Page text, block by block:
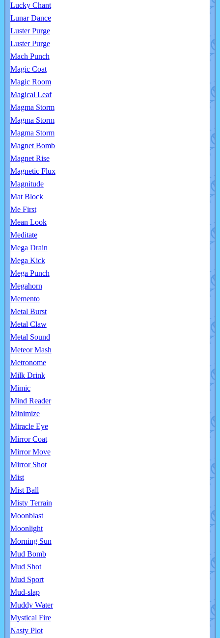
Lucky Chant
Lunar Dance
Luster Purge
Luster Purge
Mach Punch
Magic Coat
Magic Room
Magical Leaf
Magma Storm
Magma Storm
Magma Storm
Magnet Bomb
Magnet Rise
Magnetic Flux
Magnitude
Mat Block
Me First
Mean Look
Meditate
Mega Drain
Mega Kick
Mega Punch
Megahorn
Memento
Metal Burst
Metal Claw
Metal Sound
Meteor Mash
Metronome
Milk Drink
Mimic
Mind Reader
Minimize
Miracle Eye
Mirror Coat
Mirror Move
Mirror Shot
Mist
Mist Ball
Misty Terrain
Moonblast
Moonlight
Morning Sun
Mud Bomb
Mud Shot
Mud Sport
Mud-slap
Muddy Water
Mystical Fire
Nasty Plot